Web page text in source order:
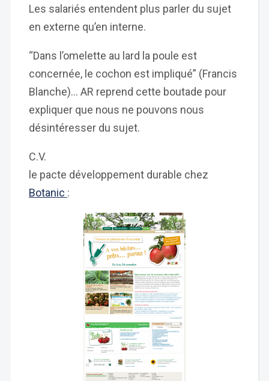
Les salariés entendent plus parler du sujet
en externe qu’en interne.
“Dans l’omelette au lard la poule est
concernée, le cochon est impliqué” (Francis
Blanche)… AR reprend cette boutade pour
expliquer que nous ne pouvons nous
désintéresser du sujet.
C.V.
le pacte développement durable chez
Botanic :